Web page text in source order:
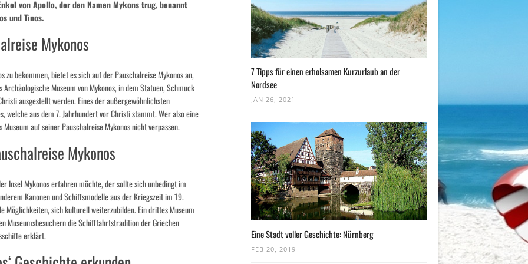
von Apollo, der den Namen Mykons trug, benannt
und Tinos.
Mykonos
bekommen, bietet es sich auf der Pauschalreise Mykonos an,
Museum von Mykonos, in dem Statuen, Schmuck
ausgestellt werden. Eines der außergewöhnlichsten
welche aus dem 7. Jahrhundert vor Christi stammt. Wer also eine
auf seiner Pauschalreise Mykonos nicht verpassen.
Mykonos
Insel Mykonos erfahren möchte, der sollte sich unbedingt im
Kanonen und Schiffsmodelle aus der Kriegszeit im 19.
Möglichkeiten, sich kulturell weiterzubilden. Ein drittes Museum
Museumsbesuchern die Schifffahrtstradition der Griechen
erklärt.
7 Tipps für einen erholsamen Kurzurlaub an der
Nordsee
JAN 26, 2021
Eine Stadt voller Geschichte: Nürnberg
FEB 20, 2019